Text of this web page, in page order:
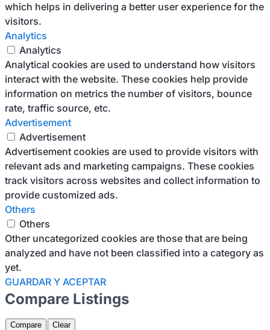
which helps in delivering a better user experience for the
visitors.
Analytics
Analytics
Analytical cookies are used to understand how visitors
interact with the website. These cookies help provide
information on metrics the number of visitors, bounce
rate, traffic source, etc.
Advertisement
Advertisement
Advertisement cookies are used to provide visitors with
relevant ads and marketing campaigns. These cookies
track visitors across websites and collect information to
provide customized ads.
Others
Others
Other uncategorized cookies are those that are being
analyzed and have not been classified into a category as
yet.
GUARDAR Y ACEPTAR
Compare Listings
Compare Clear